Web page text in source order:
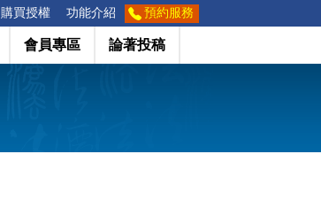
購買授權 功能介紹 預約服務
會員專區 論著投稿